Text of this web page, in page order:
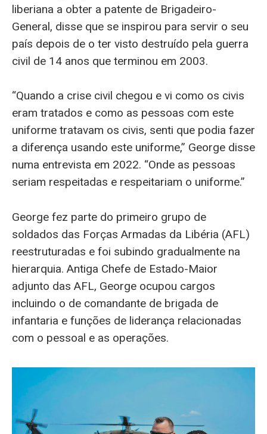
liberiana a obter a patente de Brigadeiro-
General, disse que se inspirou para servir o seu
país depois de o ter visto destruído pela guerra
civil de 14 anos que terminou em 2003.
“Quando a crise civil chegou e vi como os civis
eram tratados e como as pessoas com este
uniforme tratavam os civis, senti que podia fazer
a diferença usando este uniforme,” George disse
numa entrevista em 2022. “Onde as pessoas
seriam respeitadas e respeitariam o uniforme.”
George fez parte do primeiro grupo de
soldados das Forças Armadas da Libéria (AFL)
reestruturadas e foi subindo gradualmente na
hierarquia. Antiga Chefe de Estado-Maior
adjunto das AFL, George ocupou cargos
incluindo o de comandante de brigada de
infantaria e funções de liderança relacionadas
com o pessoal e as operações.